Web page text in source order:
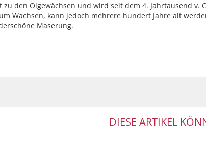
zu den Ölgewächsen und wird seit dem 4. Jahrtausend
Wachsen, kann jedoch mehrere hundert Jahre alt
Maserung.
DIESE ARTIKEL